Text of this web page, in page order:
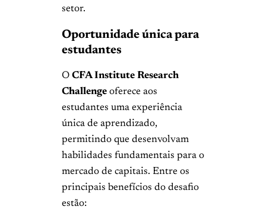
setor.
Oportunidade única para
estudantes
O CFA Institute Research
Challenge oferece aos
estudantes uma experiência
única de aprendizado,
permitindo que desenvolvam
habilidades fundamentais para o
mercado de capitais. Entre os
principais benefícios do desafio
estão: